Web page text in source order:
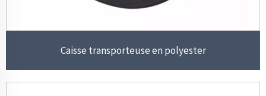
Caisse transporteuse en polyester